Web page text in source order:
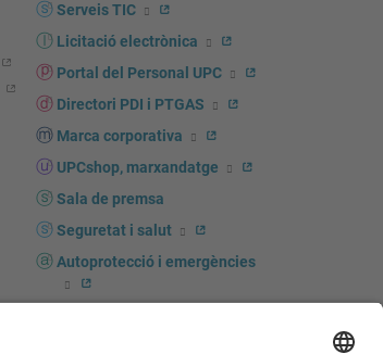
Serveis TIC
Licitació electrònica
Portal del Personal UPC
Directori PDI i PTGAS
Marca corporativa
UPCshop, marxandatge
Sala de premsa
Seguretat i salut
Autoprotecció i emergències